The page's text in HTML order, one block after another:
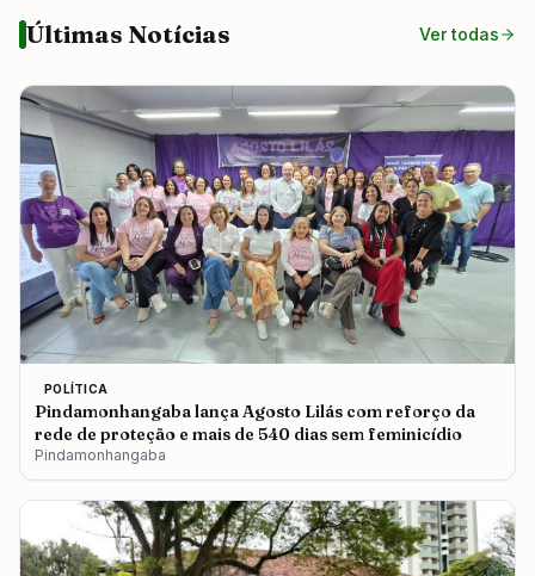
Últimas Notícias Ver todas
POLÍTICA
Pindamonhangaba lança Agosto Lilás com reforço da
rede de proteção e mais de 540 dias sem feminicídio
Pindamonhangaba